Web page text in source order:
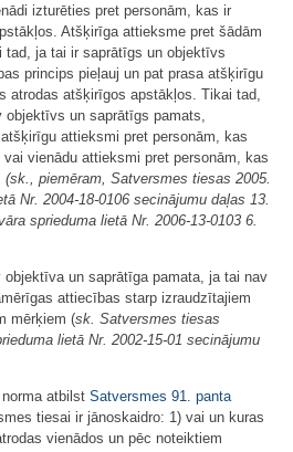
izturēties pret personām, kas ir
Atšķirīga attieksme pret šādām
tad, ja tai ir saprātīgs un objektīvs
princips pieļauj un pat prasa atšķirīgu
atrodas atšķirīgos apstākļos. Tikai tad,
un saprātīgs pamats,
attieksmi pret personām, kas
vienādu attieksmi pret personām, kas
(sk., piemēram, Satversmes tiesas 2005.
Nr. 2004-18-0106 secinājumu daļas 13.
sprieduma lietā Nr. 2006-13-0103 6.
un saprātīga pamata, ja tai nav
attiecības starp izraudzītajiem
mērķiem (sk. Satversmes tiesas
lietā Nr. 2002-15-01 secinājumu
atbilst Satversmes 91. panta
tiesai ir jānoskaidro: 1) vai un kuras
vienādos un pēc noteiktiem